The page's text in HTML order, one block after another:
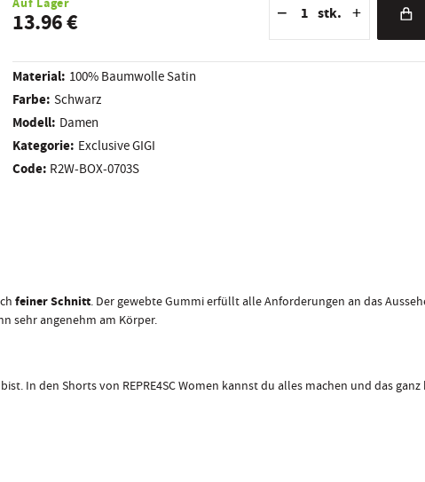
Auf Lager
13.96 € − stk. +
Material: 100% Baumwolle Satin
Farbe: Schwarz
Modell: Damen
Kategorie: Exclusive GIGI
Code: R2W-BOX-0703S
feiner Schnitt. Der gewebte Gummi erfüllt alle Anforderungen an das
sehr angenehm am Körper.
In den Shorts von REPRE4SC Women kannst du alles machen und das